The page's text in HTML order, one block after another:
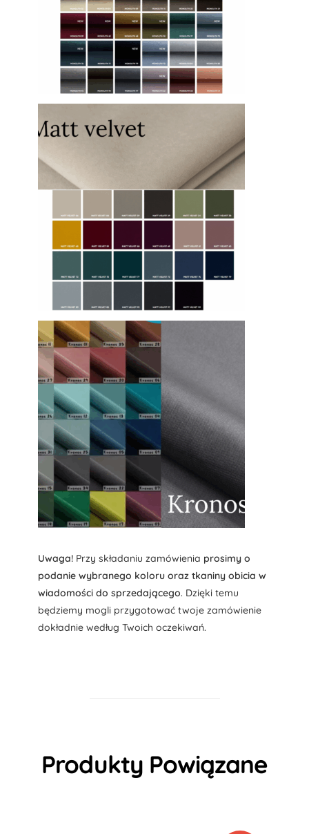
Uwaga! Przy składaniu zamówienia prosimy o
podanie wybranego koloru oraz tkaniny obicia w
wiadomości do sprzedającego. Dzięki temu
będziemy mogli przygotować twoje zamówienie
dokładnie według Twoich oczekiwań.
Produkty Powiązane